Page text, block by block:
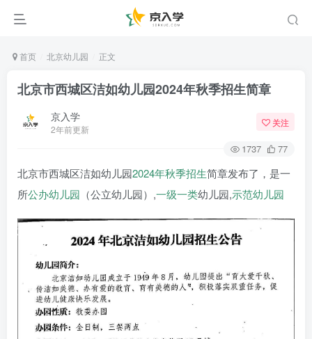
首页 北京幼儿园 正文
北京市西城区洁如幼儿园2024年秋季招生简章
京入学
2年前更新
关注
1737 77
北京市西城区洁如幼儿园2024年秋季招生简章发布了，是一
所公办幼儿园 （公立幼儿园）,一级一类幼儿园,示范幼儿园